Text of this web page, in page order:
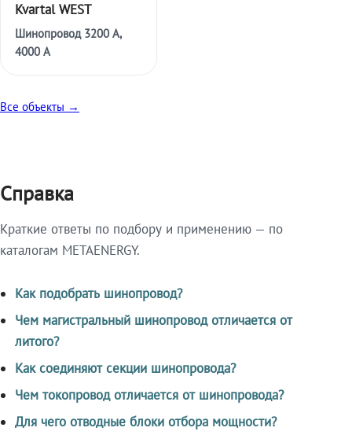
Kvartal WEST
Шинопровод 3200 А,
4000 А
Все объекты →
Справка
Краткие ответы по подбору и применению — по
каталогам METAENERGY.
Как подобрать шинопровод?
Чем магистральный шинопровод отличается от
литого?
Как соединяют секции шинопровода?
Чем токопровод отличается от шинопровода?
Для чего отводные блоки отбора мощности?